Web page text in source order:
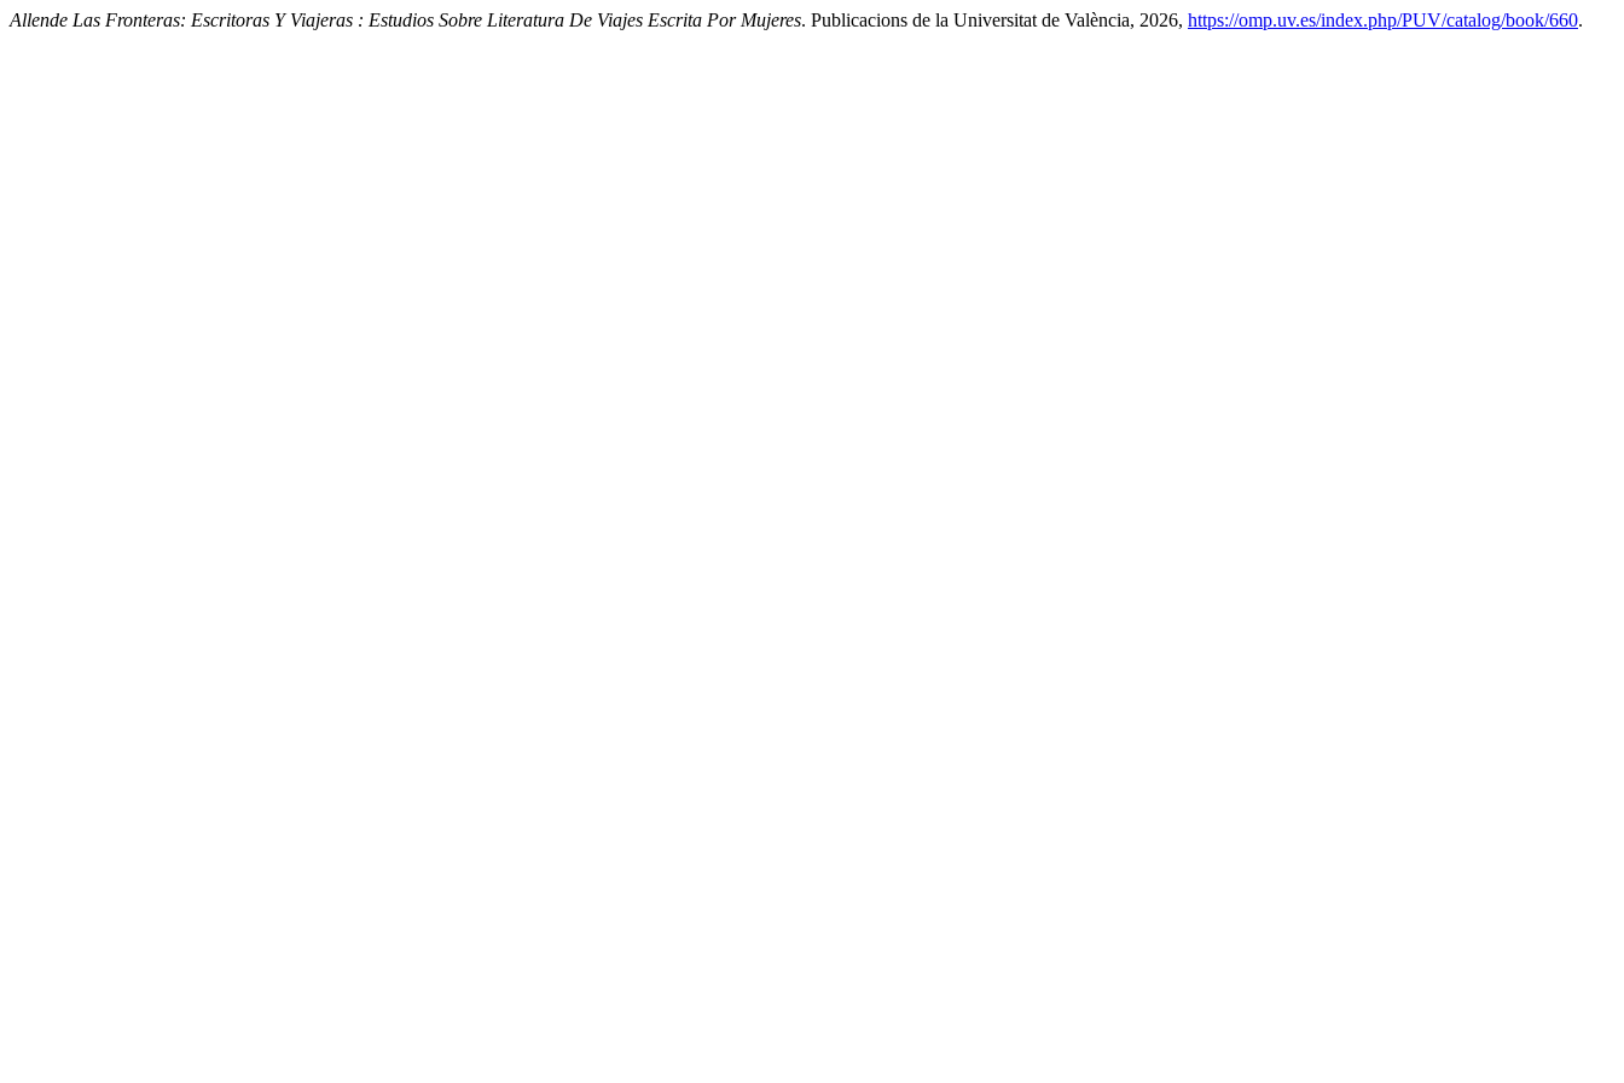
Allende Las Fronteras: Escritoras Y Viajeras : Estudios Sobre Literatura De Viajes Escrita Por Mujeres. Publicacions de la Universitat de València, 2026, https://omp.uv.es/index.php/PUV/catalog/book/660.